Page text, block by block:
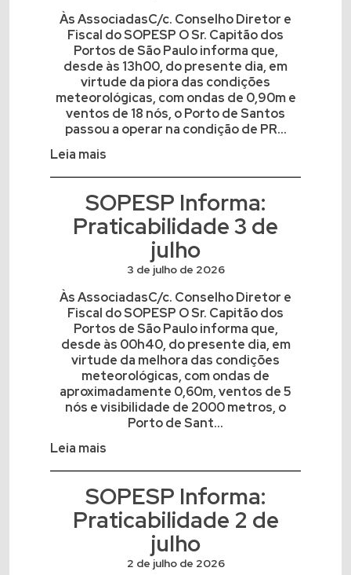
Às AssociadasC/c. Conselho Diretor e
Fiscal do SOPESP O Sr. Capitão dos
Portos de São Paulo informa que,
desde às 13h00, do presente dia, em
virtude da piora das condições
meteorológicas, com ondas de 0,90m e
ventos de 18 nós, o Porto de Santos
passou a operar na condição de PR...
Leia mais
SOPESP Informa:
Praticabilidade 3 de
julho
3 de julho de 2026
Às AssociadasC/c. Conselho Diretor e
Fiscal do SOPESP O Sr. Capitão dos
Portos de São Paulo informa que,
desde às 00h40, do presente dia, em
virtude da melhora das condições
meteorológicas, com ondas de
aproximadamente 0,60m, ventos de 5
nós e visibilidade de 2000 metros, o
Porto de Sant...
Leia mais
SOPESP Informa:
Praticabilidade 2 de
julho
2 de julho de 2026